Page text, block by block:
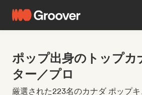
ポップ出身のトップカ
ター／プロ
厳選された223名のカナダ ポップ